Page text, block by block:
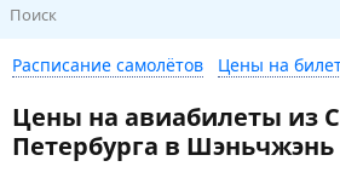
Поиск
Расписание самолётов Цены на
Цены на авиабилеты из
Петербурга в Шэньчжэнь